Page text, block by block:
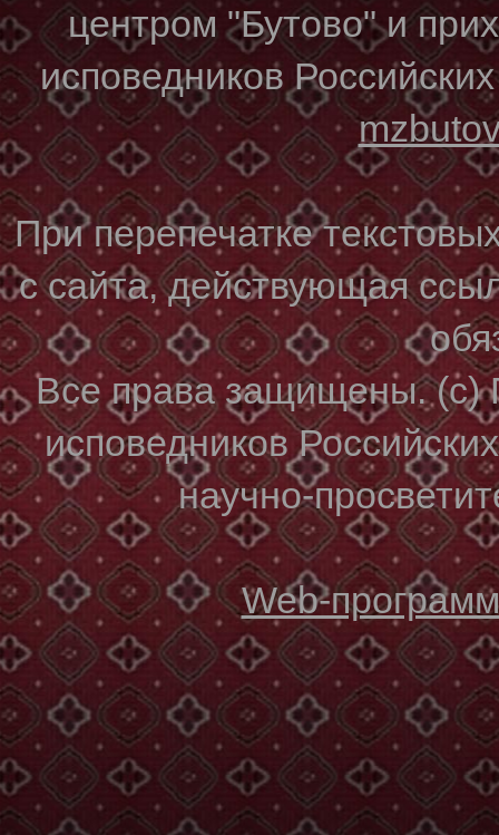
центром "Бутово" и
исповедников
При перепечатке
с сайта, действующая
Все права защищены. (с)
исповедников
научно-
Web-